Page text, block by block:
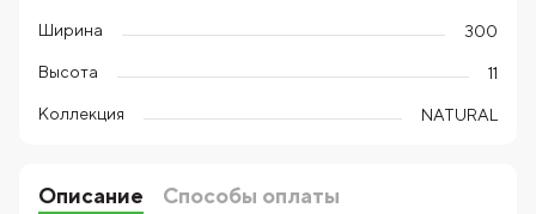
Ширина 300
Высота 11
Коллекция NATURAL
Описание
Способы оплаты